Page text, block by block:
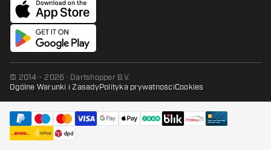
© 2014 - 2026 · Dartshopper B.V.
Ogólne Warunki i ZasadyPolityka prywatnościCookies